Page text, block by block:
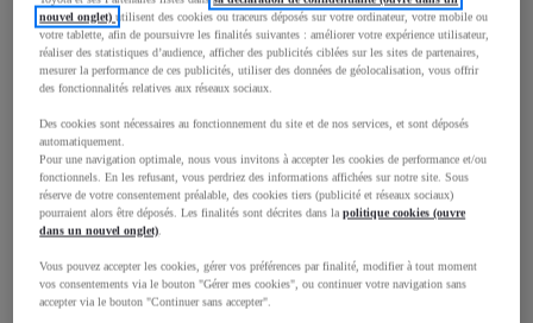
Longueur
3 995mm
Largeur
1 805mm
Consommation mixte
nouvel onglet)utilisent des cookies ou traceurs déposés sur votre ordinateur, votre mobile ou
votre tablette, afin de poursuivre les finalités suivantes : améliorer votre expérience utilisateur,
réaliser des statistiques d’audience, afficher des publicités ciblées sur les sites de partenaires,
mesurer la performance de ces publicités, utiliser des données de géolocalisation, vous offrir
des fonctionnalités relatives aux réseaux sociaux.
Des cookies sont nécessaires au fonctionnement du site et de nos services, et sont déposés
automatiquement.
Pour une navigation optimale, nous vous invitons à accepter les cookies de performance et/ou
fonctionnels. En les refusant, vous perdriez des informations affichées sur notre site. Sous
réserve de votre consentement préalable, des cookies tiers (publicité et réseaux sociaux)
pourraient alors être déposés. Les finalités sont décrites dans lapolitique cookies (ouvre
dans un nouvel onglet).
Vous pouvez accepter les cookies, gérer vos préférences par finalité, modifier à tout moment
vos consentements via le bouton "Gérer mes cookies", ou continuer votre navigation sans
accepter via le bouton "Continuer sans accepter".